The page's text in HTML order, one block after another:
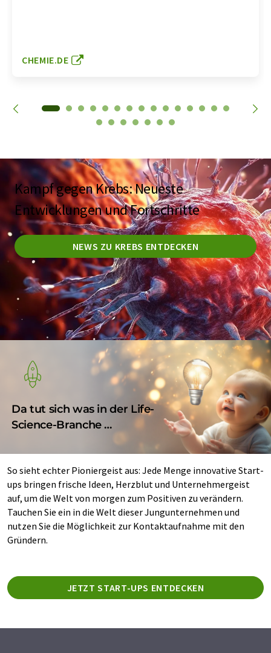
CHEMIE.DE
Kampf gegen Krebs: Neueste
Entwicklungen und Fortschritte
NEWS ZU KREBS ENTDECKEN
Da tut sich was in der Life-
Science-Branche …
So sieht echter Pioniergeist aus: Jede Menge innovative Start-
ups bringen frische Ideen, Herzblut und Unternehmergeist
auf, um die Welt von morgen zum Positiven zu verändern.
Tauchen Sie ein in die Welt dieser Jungunternehmen und
nutzen Sie die Möglichkeit zur Kontaktaufnahme mit den
Gründern.
JETZT START-UPS ENTDECKEN